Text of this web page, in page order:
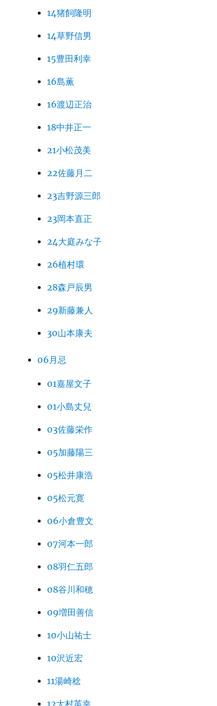
14猪飼隆明
14草野信男
15豊田利幸
16島薫
16渡辺正治
18中井正一
21小松茂美
22佐藤月二
23吉野源三郎
23岡本直正
24大庭みな子
26植村環
28森戸辰男
29新藤兼人
30山本康夫
06月忌
01嘉屋文子
01小島丈兒
03佐藤栄作
05加藤陽三
05松井康浩
05松元寛
06小倉豊文
07河本一郎
08羽仁五郎
08谷川和穂
09増田善信
10小山祐士
10沢近宏
11湯崎稔
12大村英幸